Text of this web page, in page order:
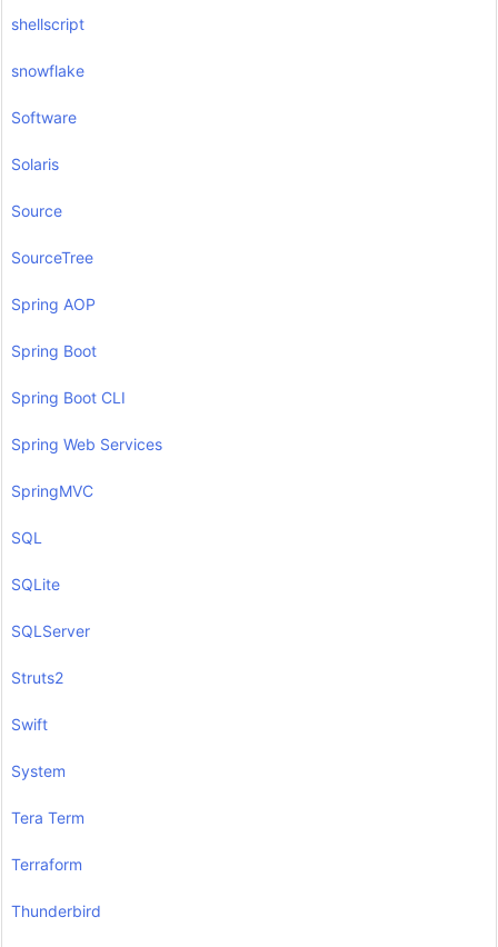
shellscript
snowflake
Software
Solaris
Source
SourceTree
Spring AOP
Spring Boot
Spring Boot CLI
Spring Web Services
SpringMVC
SQL
SQLite
SQLServer
Struts2
Swift
System
Tera Term
Terraform
Thunderbird